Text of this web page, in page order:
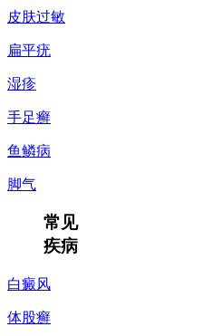
皮肤过敏
扁平疣
湿疹
手足癣
鱼鳞病
脚气
常见
疾病
白癜风
体股癣